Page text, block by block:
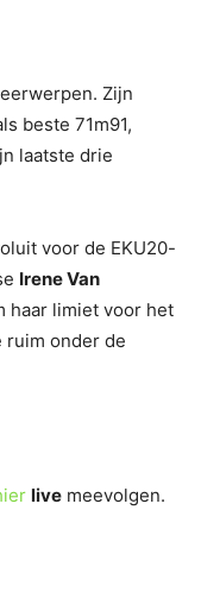
Zijn
beste 71m91,
laatste drie
voor de EKU20-
Irene Van
haar limiet voor het
ruim onder de
live meevolgen.